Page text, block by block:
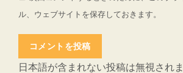
ル、ウェブサイトを保存しておきます。
コメントを投稿
日本語が含まれない投稿は無視され